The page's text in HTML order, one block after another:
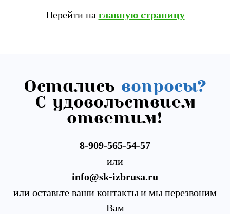
Перейти на главную страницу
Остались вопросы?
С удовольствием
ответим!
8-909-565-54-57
или
info@sk-izbrusa.ru
или оставьте ваши контакты и мы перезвоним
Вам